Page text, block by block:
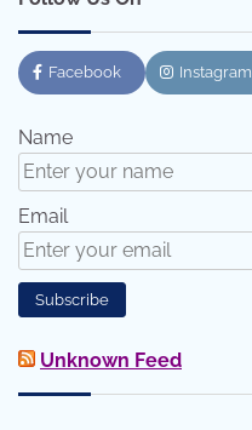
Facebook Instagram
Name
Email
Unknown Feed